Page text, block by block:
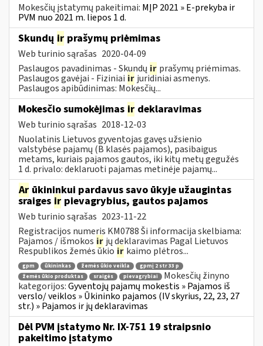
Mokesčių įstatymų pakeitimai: MĮP 2021 » E-prekyba ir
PVM nuo 2021 m. liepos 1 d.
Skundų ir prašymų priėmimas
Web turinio sąrašas 2020-04-09
Paslaugos pavadinimas - Skundų ir prašymų priėmimas.
Paslaugos gavėjai - Fiziniai ir juridiniai asmenys.
Paslaugos apibūdinimas: Mokesčių...
Mokesčio sumokėjimas ir deklaravimas
Web turinio sąrašas 2018-12-03
Nuolatinis Lietuvos gyventojas gavęs užsienio
valstybėse pajamų (B klasės pajamos), pasibaigus
metams, kuriais pajamos gautos, iki kitų metų gegužės
1 d. privalo: deklaruoti pajamas metinėje pajamų...
Ar ūkininkui pardavus savo ūkyje užaugintas
sraiges ir pievagrybius, gautos pajamos
Web turinio sąrašas 2023-11-22
Registracijos numeris KM0788 Ši informacija skelbiama:
Pajamos / išmokos ir jų deklaravimas Pagal Lietuvos
Respublikos žemės ūkio ir kaimo plėtros...
gpm ūkininkas žemės ūkio veikla
gpmį 2 str 33 p
žemės ūkio produktas
sraigės pievagrybiai
Mokesčių žinyno
kategorijos:Gyventojų pajamų mokestis » Pajamos iš
verslo/ veiklos » Ūkininko pajamos (IV skyrius, 22, 23, 27
str.) » Pajamos ir jų deklaravimas
Dėl PVM įstatymo Nr. IX-751 19 straipsnio
pakeitimo įstatymo